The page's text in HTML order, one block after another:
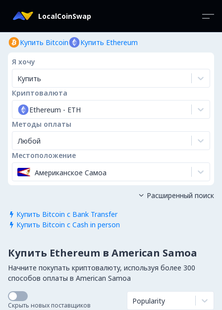
LocalCoinSwap
Купить Bitcoin Купить Ethereum
Я хочу
Купить
Криптовалюта
Ethereum - ETH
Методы оплаты
Любой
Местоположение
Американское Самоа
 Купить Bitcoin с Bank Transfer
 Купить Bitcoin с Cash in person
 Расширенный поиск
Купить Ethereum в American Samoa
Начните покупать криптовалюту, используя более 300
способов оплаты в American Samoa
Скрыть новых поставщиков Popularity